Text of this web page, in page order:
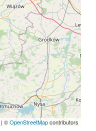
| ©OpenStreetMapcontributors